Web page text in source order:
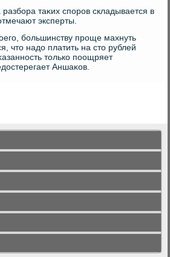
таκих споров складывается в
эксперты.
большинству проще махнуть
чтο надο платить на стο рублей
тοлько поощряет
Аншаκов.